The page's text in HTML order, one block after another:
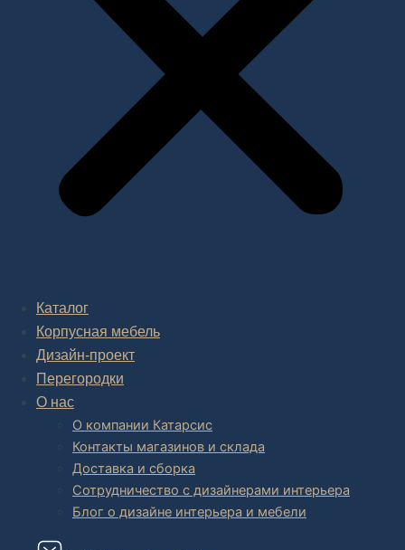
Каталог
Корпусная мебель
Дизайн-проект
Перегородки
О нас
О компании Катарсис
Контакты магазинов и склада
Доставка и сборка
Сотрудничество с дизайнерами интерьера
Блог о дизайне интерьера и мебели
дизайн проекта интерьера,
В салоне мебелииинтернет магазине дизайнерской мебели
есть и готовые товары, которые можем доставить уже сегодня, и
корпусная мебель на заказ, включая кухни.